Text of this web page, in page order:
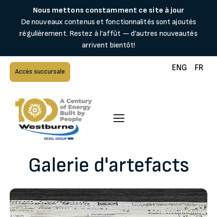
Nous mettons constamment ce site à jour
De nouveaux contenus et fonctionnalités sont ajoutés
régulièrement. Restez à l’affût — d’autres nouveautés
arrivent bientôt!
Accès succursale ENG FR
Galerie d'artefacts